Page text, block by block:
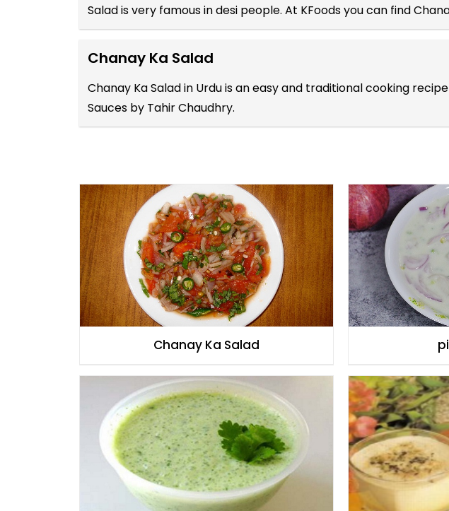
Salad is very famous in desi people. At KFoods you can find
Chanay Ka Salad
Chanay Ka Salad in Urdu is an easy and traditional cooking
Sauces by Tahir Chaudhry.
Chanay Ka Salad